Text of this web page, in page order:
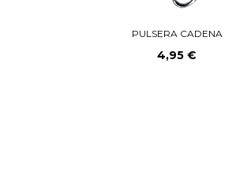
PULSERA CADENA
4,95 €